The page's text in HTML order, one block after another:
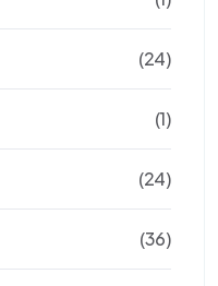
(24)
(1)
(24)
(36)